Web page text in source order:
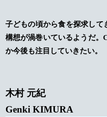
子どもの頃から食を探求して
構想が渦巻いているようだ。
か今後も注目していきたい。
木村 元紀
Genki KIMURA